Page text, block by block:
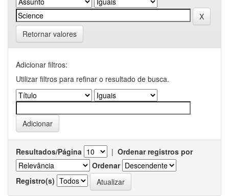
Retornar valores
Adicionar filtros:
Utilizar filtros para refinar o resultado de busca.
Resultados/Página | Ordenar registros por
Ordenar
Registro(s)